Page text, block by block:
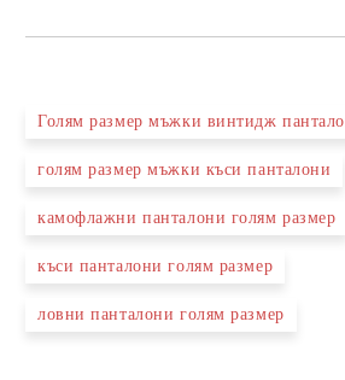
Ние ще се свържем с вас в рамките на
Голям размер мъжки винтидж
голям размер мъжки къси панталони
камофлажни панталони голям размер
къси панталони голям размер
ловни панталони голям размер